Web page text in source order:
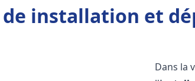
de installation et
Dans la